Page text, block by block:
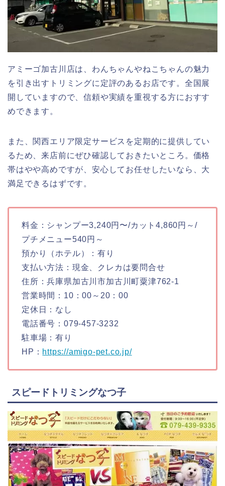
アミーゴ加古川店は、わんちゃんやねこちゃんの魅力
を引き出すトリミングに定評のあるお店です。全国展
開していますので、信頼や実績を重視する方におすす
めできます。
また、関西エリア限定サービスを定期的に提供してい
るため、来店前にぜひ確認しておきたいところ。価格
帯はやや高めですが、安心してお任せしたいなら、大
満足できるはずです。
料金：シャンプー3,240円〜/カット4,860円～/
プチメニュー540円～
預かり（ホテル）：有り
支払い方法：現金、クレカは要問合せ
住所：兵庫県加古川市加古川町粟津762-1
営業時間：10：00～20：00
定休日：なし
電話番号：079-457-3232
駐車場：有り
HP： https://amigo-pet.co.jp/
スピードトリミングなつ子